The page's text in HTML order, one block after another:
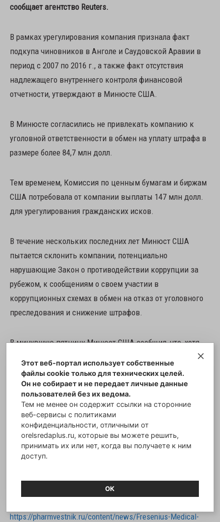
сообщает агентство Reuters.
В рамках урегулирования компания признала факт
подкупа чиновников в Анголе и Саудовской Аравии в
период с 2007 по 2016 г., а также факт отсутствия
надлежащего внутреннего контроля финансовой
отчетности, утверждают в Минюсте США.
В Минюсте согласились не привлекать компанию к
уголовной ответственности в обмен на уплату штрафа в
размере более 84,7 млн долл.
Тем временем, Комиссия по ценным бумагам и биржам
США потребовала от компании выплаты 147 млн долл.
для урегулирования гражданских исков.
В течение нескольких последних лет Минюст США
пытается склонить компании, потенциально
нарушающие Закон о противодействии коррупции за
рубежом, к сообщениям о своем участии в
коррупционных схемах в обмен на отказ от уголовного
преследования и снижение штрафов.
В минувшую пятницу Минюст США сообщил, что, хотя
антикоррупционного законодательства, компании
присудили выплату более высокого штрафа за
«несвоевременные» ответы на запросы информации и
за «недостаточную полноту» некоторых ответов.
Кроме того, компания нарушила антикоррупционное
законодательство в 13 странах, что позволило ей
млн долл., заявили в Минюсте США» (конец цитаты).
https://pharmvestnik.ru/content/news/Fresenius-Medical-
Этот веб-портал использует собственные
файлы cookie только для технических целей.
Он не собирает и не передает личные данные
пользователей без их ведома.
Тем не менее он содержит ссылки на сторонние
веб-сервисы с политиками
конфиденциальности, отличными от
orelsredaplus.ru, которые вы можете решить,
принимать их или нет, когда вы получаете к ним
доступ.
ОК